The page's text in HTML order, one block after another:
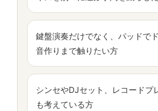
鍵盤演奏だけでなく、パッドで
音作りまで触りたい方
シンセやDJセット、レコードプ
も考えている方